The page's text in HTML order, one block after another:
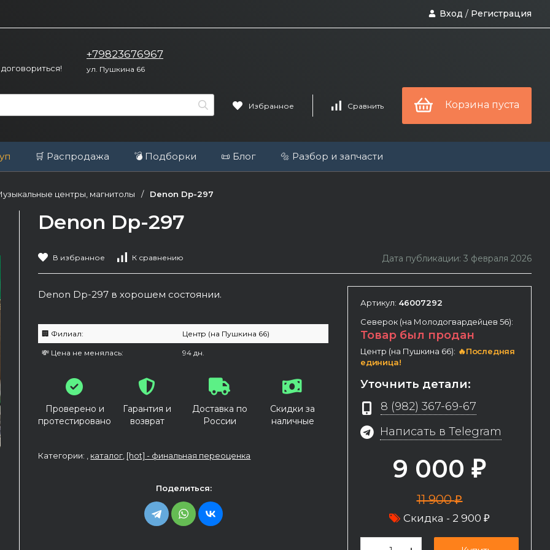
Вход / Регистрация
+79823676967
ул. Пушкина 66
Избранное Сравнить Корзина пуста
🛒 Распродажа 💣 Подборки 📜 Блог 🔩 Разбор и запчасти
центры, магнитолы / Denon Dp-297
Denon Dp-297
В избранное К сравнению Дата публикации: 3 февраля 2026
Denon Dp-297 в хорошем состоянии.
🏢 Филиал: Центр (на Пушкина 66)
💸 Цена не менялась: 94 дн.
Проверено и
протестировано
Гарантия и
возврат
Доставка по
России
Скидки за
наличные
Категории: , каталог [hot] - финальная переоценка
Поделиться:
Артикул: 46007292
Северок (на Молодогвардейцев 56):
Товар был продан
Центр (на Пушкина 66): 🔥Последняя
единица!
Уточнить детали:
8 (982) 367-69-67
Написать в Telegram
9 000 ₽
11 900₽
Скидка - 2 900 ₽